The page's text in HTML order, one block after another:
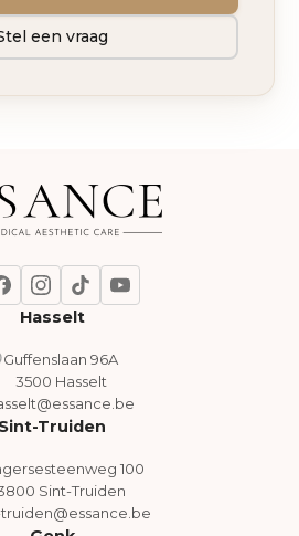
een vraag
Hasselt
Guffenslaan 96A
3500 Hasselt
Sint-Truiden
100
Sint-Truiden